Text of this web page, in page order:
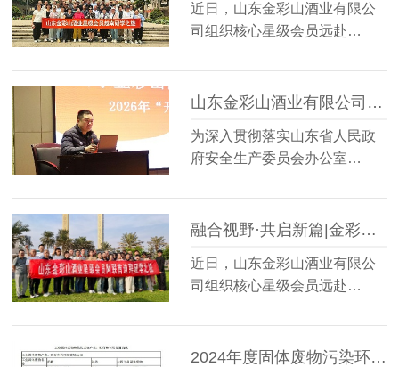
近日，山东金彩山酒业有限公
司组织核心星级会员远赴…
山东金彩山酒业有限公司开展“开工第一课”安全培训教育
为深入贯彻落实山东省人民政
府安全生产委员会办公室…
融合视野·共启新篇|金彩山酒业星级会员阿联酋迪拜研学之旅圆满落幕
近日，山东金彩山酒业有限公
司组织核心星级会员远赴…
2024年度固体废物污染环境防治信息的公示内容